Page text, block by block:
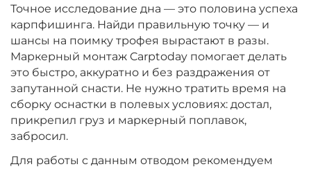
Точное исследование дна — это половина успеха
карпфишинга. Найди правильную точку — и
шансы на поимку трофея вырастают в разы.
Маркерный монтаж Carptoday помогает делать
это быстро, аккуратно и без раздражения от
запутанной снасти. Не нужно тратить время на
сборку оснастки в полевых условиях: достал,
прикрепил груз и маркерный поплавок,
забросил.
Для работы с данным отводом рекомендуем